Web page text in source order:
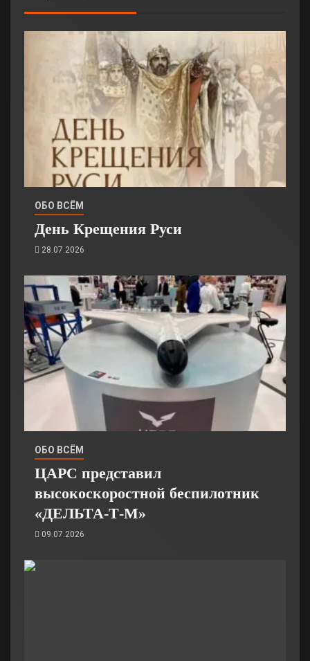
ОБО ВСЁМ
День Крещения Руси
28.07.2026
ОБО ВСЁМ
ЦАРС представил
высокоскоростной беспилотник
«ДЕЛЬТА-Т-М»
09.07.2026